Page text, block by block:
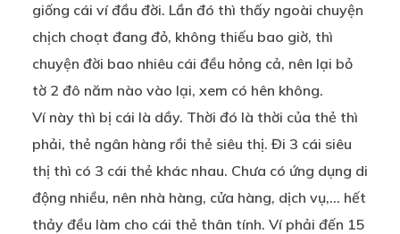
giống cái ví đầu đời. Lần đó thì thấy ngoài chuyện
chịch choạt đang đỏ, không thiếu bao giờ, thì
chuyện đời bao nhiêu cái đều hỏng cả, nên lại bỏ
tờ 2 đô năm nào vào lại, xem có hên không.
Ví này thì bị cái là dầy. Thời đó là thời của thẻ thì
phải, thẻ ngân hàng rồi thẻ siêu thị. Đi 3 cái siêu
thị thì có 3 cái thẻ khác nhau. Chưa có ứng dụng di
động nhiều, nên nhà hàng, cửa hàng, dịch vụ,… hết
thảy đều làm cho cái thẻ thân tính. Ví phải đến 15